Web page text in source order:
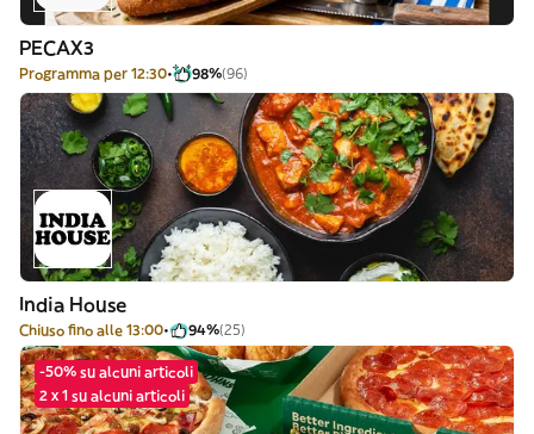
PECAX3
Programma per 12:30 98%(96)
India House
Chiuso fino alle 13:00 94%(25)
-50% su alcuni articoli
2 x 1 su alcuni articoli